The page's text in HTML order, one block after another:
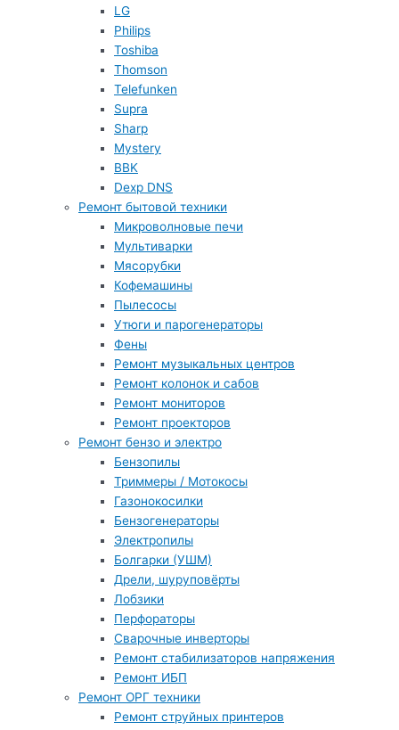
LG
Philips
Toshiba
Thomson
Telefunken
Supra
Sharp
Mystery
BBK
Dexp DNS
Ремонт бытовой техники
Микроволновые печи
Мультиварки
Мясорубки
Кофемашины
Пылесосы
Утюги и парогенераторы
Фены
Ремонт музыкальных центров
Ремонт колонок и сабов
Ремонт мониторов
Ремонт проекторов
Ремонт бензо и электро
Бензопилы
Триммеры / Мотокосы
Газонокосилки
Бензогенераторы
Электропилы
Болгарки (УШМ)
Дрели, шуруповёрты
Лобзики
Перфораторы
Сварочные инверторы
Ремонт стабилизаторов напряжения
Ремонт ИБП
Ремонт ОРГ техники
Ремонт струйных принтеров